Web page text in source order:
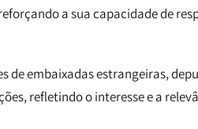
a sua capacidade de
de embaixadas estrangeiras,
refletindo o interesse e a